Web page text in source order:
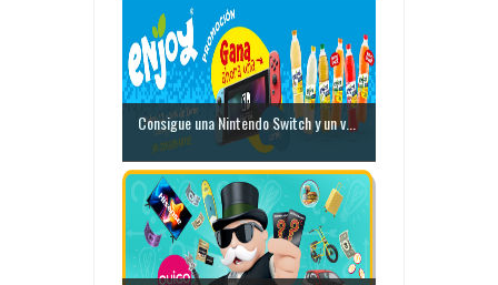
Consigue una Nintendo Switch y un v...